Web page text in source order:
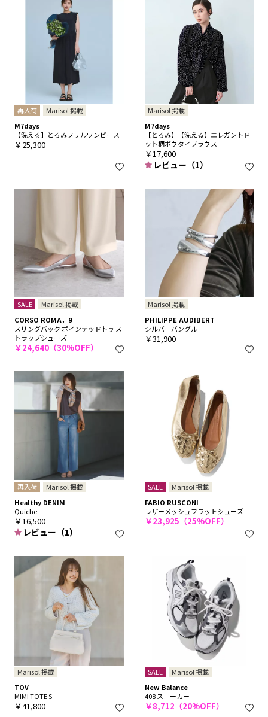
再入荷
Marisol 掲載
M7days
【洗える】とろみフリルワンピース
￥25,300
Marisol 掲載
M7days
【とろみ】【洗える】エレガントド
ット柄ボウタイブラウス
￥17,600
レビュー（1）
SALE
Marisol 掲載
CORSO ROMA，9
スリングバック ポインテッドトゥ ス
トラップシューズ
￥24,640（30%OFF）
Marisol 掲載
PHILIPPE AUDIBERT
シルバーバングル
￥31,900
再入荷
Marisol 掲載
Healthy DENIM
Quiche
￥16,500
レビュー（1）
SALE
Marisol 掲載
FABIO RUSCONI
レザーメッシュフラットシューズ
￥23,925（25%OFF）
Marisol 掲載
TOV
MIMI TOTE S
￥41,800
SALE
Marisol 掲載
New Balance
408 スニーカー
￥8,712（20%OFF）